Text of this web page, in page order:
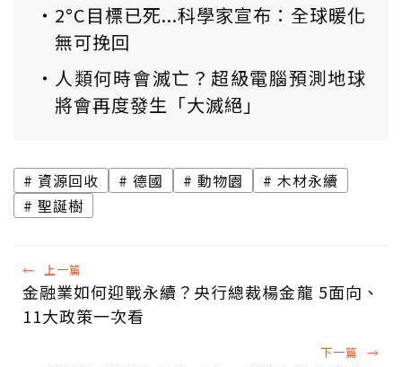
2°C目標已死...科學家宣布：全球暖化
無可挽回
人類何時會滅亡？超級電腦預測地球
將會再度發生「大滅絕」
資源回收 德國 動物園
木材永續
聖誕樹
← 上一篇
金融業如何迎戰永續？央行總裁楊金龍 5面向、
11大政策一次看
下一篇 →